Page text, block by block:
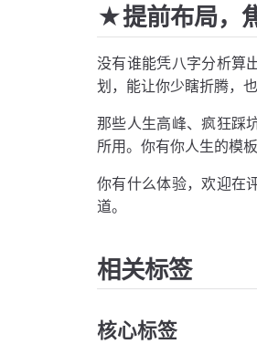
★提前布局，
没有谁能凭八字分析算
划，能让你少瞎折腾，
那些人生高峰、疯狂踩
所用。你有你人生的模
你有什么体验，欢迎在
道。
相关标签
核心标签